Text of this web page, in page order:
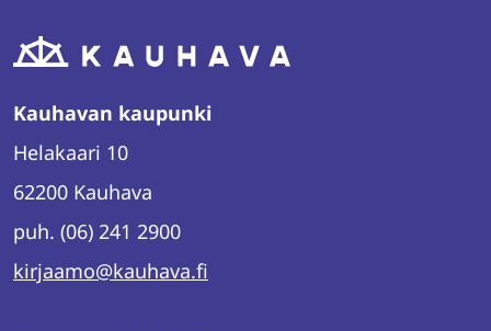
Kauhavan kaupunki
Helakaari 10
62200 Kauhava
puh. (06) 241 2900
kirjaamo@kauhava.fi